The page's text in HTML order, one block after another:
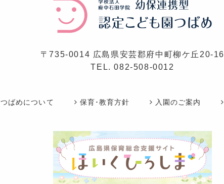
〒735-0014 広島県安芸郡府中町柳ケ丘20-16
TEL.082-508-0012
つばめについて 保育･教育方針 入園のご案内